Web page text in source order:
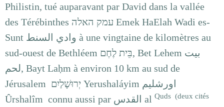
Philistin, tué auparavant par David dans la vallée
des Térébinthes עמק האלה Emek HaElah Wadi es-
Sunt وادي السنط‎ à une vingtaine de kilomètres au
sud-ouest de Bethléem בֵּית לֶחֶם, Bet Lehem بيت
لحم, Bayt Laḥm à environ 10 km au sud de
Jérusalem יְרוּשָׁלַיִם Yerushaláyim اورشليم
Ûrshalîm connu aussi par القدس al Quds (deux cités